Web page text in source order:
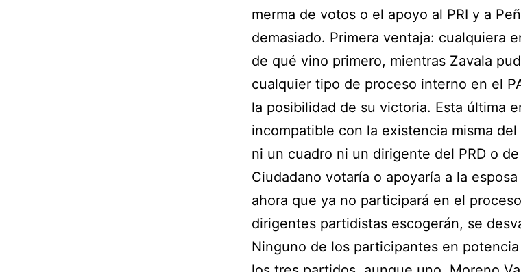
merma de votos o el apoyo al PRI y a
demasiado. Primera ventaja: cualquiera
de qué vino primero, mientras Zavala
cualquier tipo de proceso interno en el
la posibilidad de su victoria. Esta última
incompatible con la existencia misma
ni un cuadro ni un dirigente del PRD o
Ciudadano votaría o apoyaría a la
ahora que ya no participará en el
dirigentes partidistas escogerán, se
Ninguno de los participantes en